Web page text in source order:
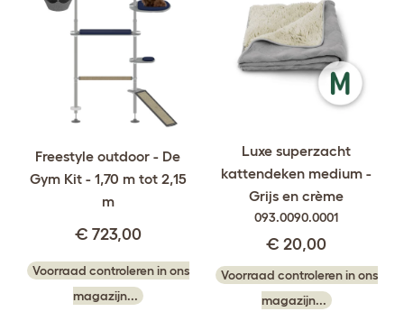
Freestyle outdoor - De
Gym Kit - 1,70 m tot 2,15
m
€ 723,00
Voorraad controleren in ons
magazijn...
Luxe superzacht
kattendeken medium -
Grijs en crème
093.0090.0001
€ 20,00
Voorraad controleren in ons
magazijn...